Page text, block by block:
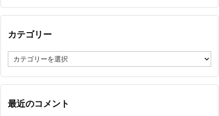
イ
カテゴリー
テ
リ
最近のコメント